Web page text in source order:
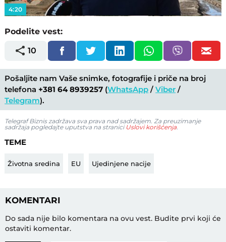
4:20
Podelite vest:
10
Pošaljite nam Vaše snimke, fotografije i priče na broj
telefona +381 64 8939257 (WhatsApp /Viber /
Telegram).
Telegraf Biznis zadržava sva prava nad sadržajem. Za preuzimanje
sadržaja pogledajte uputstva na stranici Uslovi korišćenja
TEME
Životna sredina EU Ujedinjene nacije
KOMENTARI
Do sada nije bilo komentara na ovu vest. Budite prvi koji će
ostaviti komentar.